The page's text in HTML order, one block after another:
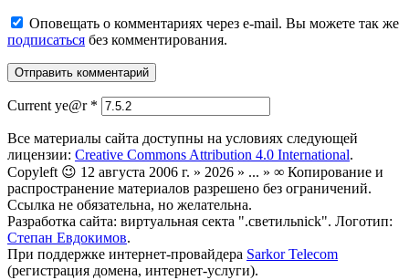
Оповещать о комментариях через e-mail. Вы можете так же
подписаться без комментирования.
Current ye@r *
Все материалы сайта доступны на условиях следующей
лицензии: Creative Commons Attribution 4.0 International.
Copyleft 😉 12 августа 2006 г. » 2026 » ... » ∞ Копирование и
распространение материалов разрешено без ограничений.
Ссылка не обязательна, но желательна.
Разработка сайта: виртуальная секта ".светильnick". Логотип:
Степан Евдокимов.
При поддержке интернет-провайдера Sarkor Telecom
(регистрация домена, интернет-услуги).